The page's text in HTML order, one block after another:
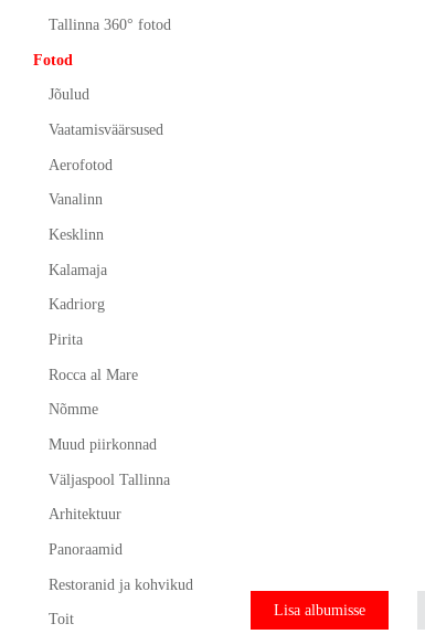
Tallinna 360° fotod
Fotod
Jõulud
Vaatamisväärsused
Aerofotod
Vanalinn
Kesklinn
Kalamaja
Kadriorg
Pirita
Rocca al Mare
Nõmme
Muud piirkonnad
Väljaspool Tallinna
Arhitektuur
Panoraamid
Restoranid ja kohvikud
Toit
Lisa albumisse